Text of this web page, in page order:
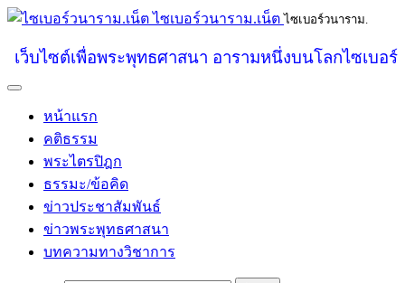
ไซเบอร์วนาราม.เน็ต ไซเบอร์วนาราม.
เว็บไซต์เพื่อพระพุทธศาสนา อารามหนึ่งบนโลกไซเบอร์
หน้าแรก
คติธรรม
พระไตรปิฎก
ธรรมะ/ข้อคิด
ข่าวประชาสัมพันธ์
ข่าวพระพุทธศาสนา
บทความทางวิชาการ